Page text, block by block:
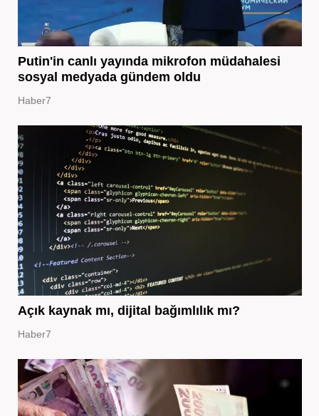
Putin'in canlı yayında mikrofon müdahalesi
sosyal medyada gündem oldu
Haber7
Açık kaynak mı, dijital bağımlılık mı?
Haber7